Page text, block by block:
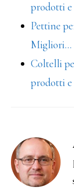
prodotti
Pettine
Migliori…
Coltelli
prodotti